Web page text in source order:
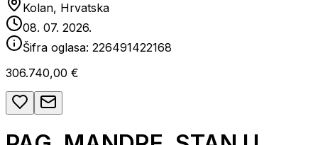
Kolan, Hrvatska
08. 07. 2026.
Šifra oglasa: 226491422168
306.740,00 €